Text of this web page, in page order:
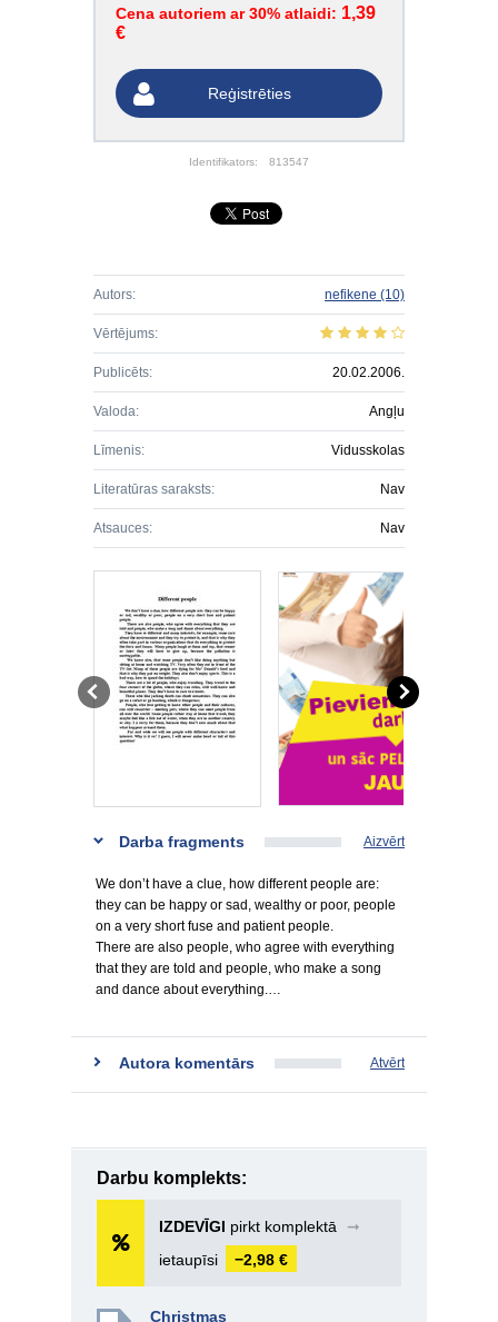
Cena autoriem ar 30% atlaidi: 1,39
€
Reģistrēties
Identifikators: 813547
Autors: nefikene (10)
Vērtējums:
Publicēts: 20.02.2006.
Valoda: Angļu
Līmenis: Vidusskolas
Literatūras saraksts: Nav
Atsauces: Nav
Darba fragments Aizvērt
We don’t have a clue, how different people are:
they can be happy or sad, wealthy or poor, people
on a very short fuse and patient people.
There are also people, who agree with everything
that they are told and people, who make a song
and dance about everything.…
Autora komentārs Atvērt
Darbu komplekts:
IZDEVĪGI pirkt komplektā
➞
ietaupīsi
−2,98 €
Christmas